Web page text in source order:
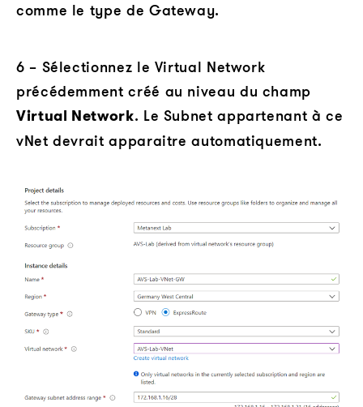
comme le type de Gateway.
6 – Sélectionnez le Virtual Network
précédemment créé au niveau du champ
Virtual Network. Le Subnet appartenant à ce
vNet devrait apparaitre automatiquement.